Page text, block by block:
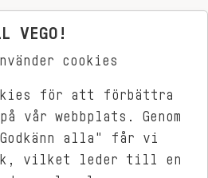
VEGO!
cookies
för att förbättra
vår webbplats. Genom
alla" får vi
vilket leder till en